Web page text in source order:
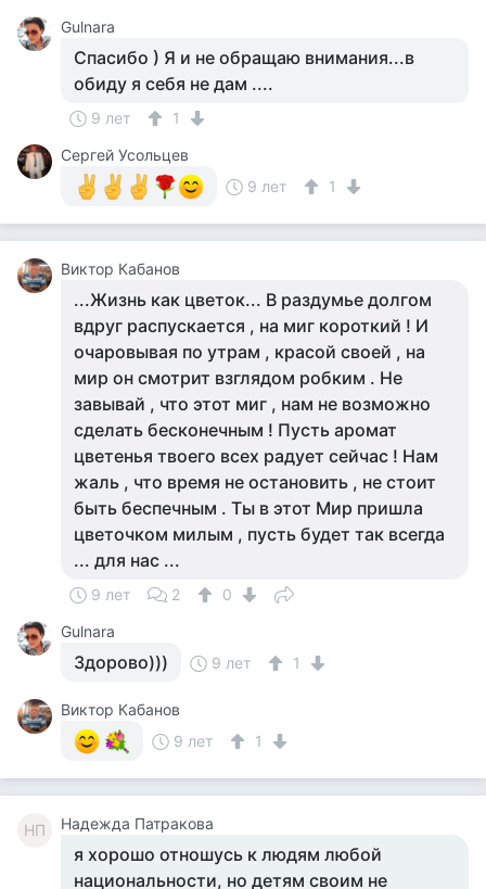
Gulnara
Спасибо ) Я и не обращаю внимания...в
обиду я себя не дам ....
9 лет
1
Сергей Усольцев
9 лет
1
Виктор Кабанов
...Жизнь как цветок... В раздумье долгом
вдруг распускается , на миг короткий ! И
очаровывая по утрам , красой своей , на
мир он смотрит взглядом робким . Не
завывай , что этот миг , нам не возможно
сделать бесконечным ! Пусть аромат
цветенья твоего всех радует сейчас ! Нам
жаль , что время не остановить , не стоит
быть беспечным . Ты в этот Мир пришла
цветочком милым , пусть будет так всегда
... для нас ...
9 лет 2
0
Gulnara
Здорово))) 9 лет 1
Виктор Кабанов
9 лет
1
НП Надежда Патракова
я хорошо отношусь к людям любой
национальности, но детям своим не